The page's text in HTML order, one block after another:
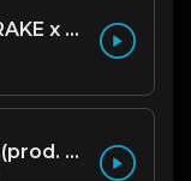
(FREE) DRAKE x FUTURE TYPE BEAT - Under Water 122 bpm (Prod by Tony Wale)
i'm good (prod. by krvssfvded) 130bpm